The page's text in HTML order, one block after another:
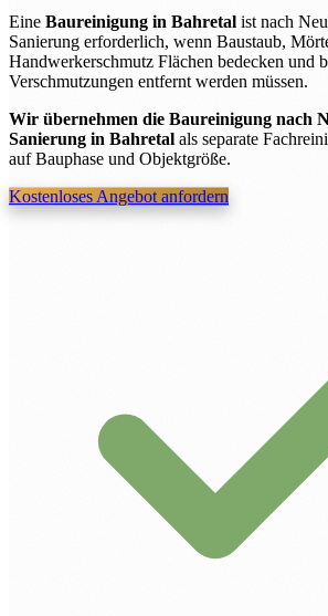
Eine Baureinigung in Bahretal ist nach
Sanierung erforderlich, wenn Baustaub,
Handwerkerschmutz Flächen bedecken und
Verschmutzungen entfernt werden müssen.
Wir übernehmen die Baureinigung nach
Sanierung in Bahretal als separate
auf Bauphase und Objektgröße.
Kostenloses Angebot anfordern